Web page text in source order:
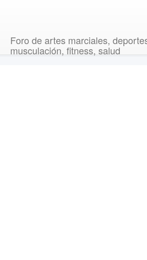
Foro de artes marciales,
musculación, fitness, salud